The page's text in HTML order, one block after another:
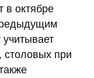
в октябре
столовых при